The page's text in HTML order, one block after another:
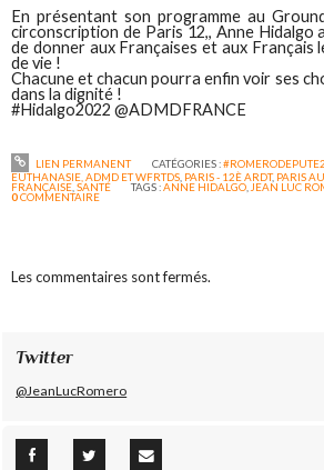
En présentant son programme au
circonscription de Paris 12,, Anne Hidalgo
de donner aux Françaises et aux Français
de vie !
Chacune et chacun pourra enfin voir ses
dans la dignité !
#Hidalgo2022 @ADMDFRANCE
LIEN PERMANENT CATÉGORIES :
EUTHANASIE, ADMD ET WFRTDS PARIS - 12È ARDT, PARIS
FRANÇAISE ,SANTÉ TAGS :ANNE HIDALGO JEAN LUC
0COMMENTAIRE
Les commentaires sont fermés.
Twitter
@JeanLucRomero